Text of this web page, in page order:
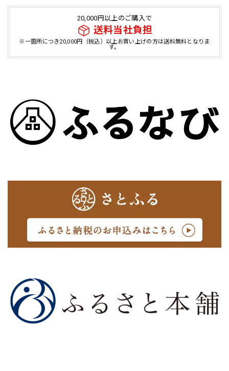
20,000円以上のご購入で
送料当社負担
※一箇所につき20,000円（税込）以上お買い上げの方は送料無料となりま
す。